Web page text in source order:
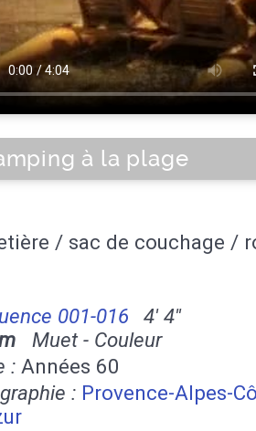
à la plage
/ sac de couchage /
001-016
4' 4''
Muet - Couleur
: Années 60
: Provence-Alpes-